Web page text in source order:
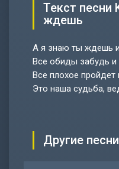
Текст песни
ждешь
А я знаю ты ждешь
Все обиды забудь
Все плохое пройдет
Это наша судьба,
Другие песни